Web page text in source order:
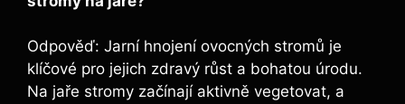
Odpověď: Jarní hnojení ovocných stromů je
klíčové pro jejich zdravý růst a bohatou úrodu.
⁤Na jaře stromy začínají aktivně vegetovat,‍ a